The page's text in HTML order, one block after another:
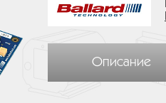
Описание